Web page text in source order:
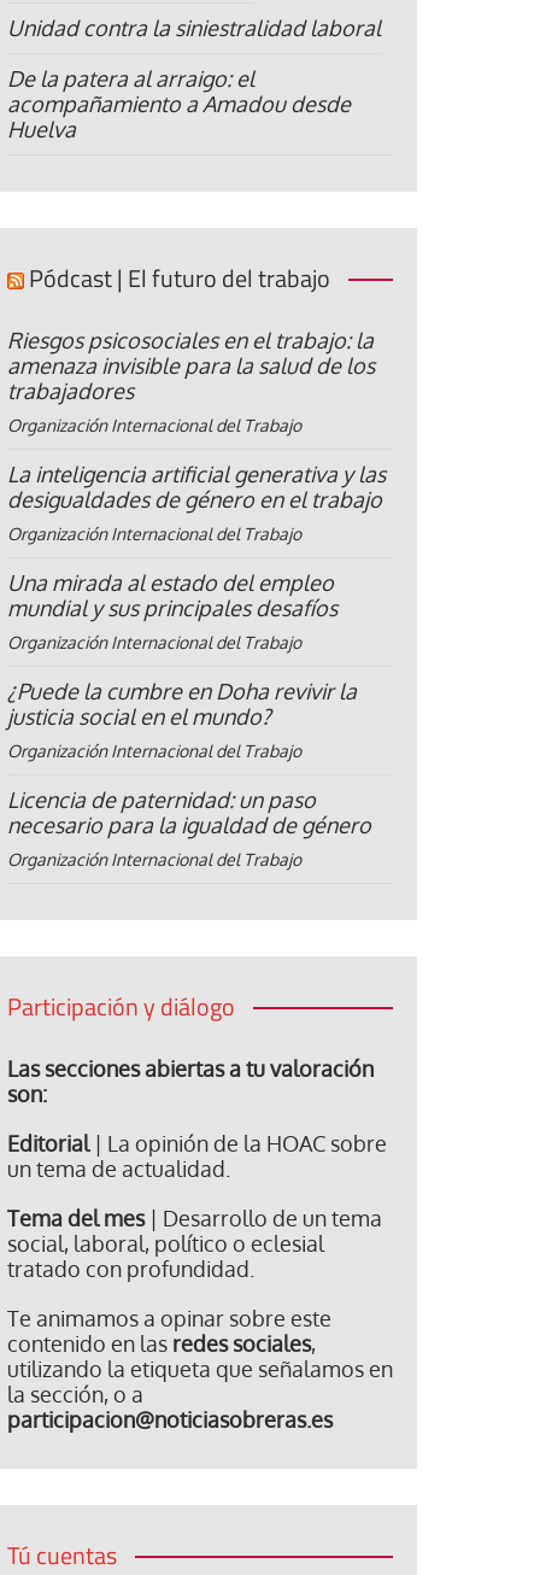
Unidad contra la siniestralidad laboral
De la patera al arraigo: el
acompañamiento a Amadou desde
Huelva
Pódcast | El futuro del trabajo
Riesgos psicosociales en el trabajo: la
amenaza invisible para la salud de los
trabajadores
Organización Internacional del Trabajo
La inteligencia artificial generativa y las
desigualdades de género en el trabajo
Organización Internacional del Trabajo
Una mirada al estado del empleo
mundial y sus principales desafíos
Organización Internacional del Trabajo
¿Puede la cumbre en Doha revivir la
justicia social en el mundo?
Organización Internacional del Trabajo
Licencia de paternidad: un paso
necesario para la igualdad de género
Organización Internacional del Trabajo
Participación y diálogo
Las secciones abiertas a tu valoración
son:
Editorial| La opinión de la HOAC sobre
un tema de actualidad.
Tema del mes| Desarrollo de un tema
social, laboral, político o eclesial
tratado con profundidad.
Te animamos a opinar sobre este
contenido en las redes sociales,
utilizando la etiqueta que señalamos en
la sección, o a
participacion@noticiasobreras.es
Tú cuentas